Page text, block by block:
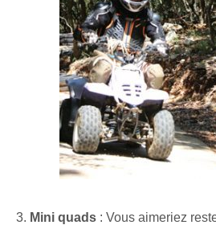
Mini quads : Vous aimeriez